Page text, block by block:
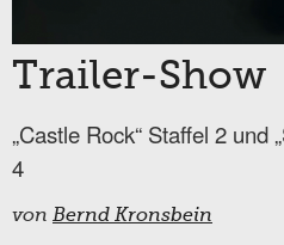
Trailer-Show
„Castle Rock“ Staffel 2 und
4
von Bernd Kronsbein